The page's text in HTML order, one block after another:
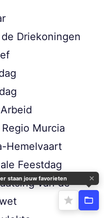
Driekoningen
Murcia
Hemelvaart
Feestdag
van de
staan jouw favorieten ✕